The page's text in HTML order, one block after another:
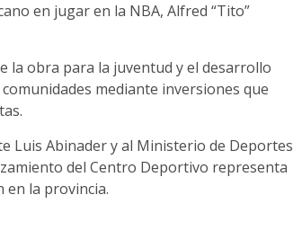
en jugar en la NBA, Alfred “Tito”
la obra para la juventud y el desarrollo
mediante inversiones que
Luis Abinader y al Ministerio de Deportes
del Centro Deportivo representa
en la provincia.